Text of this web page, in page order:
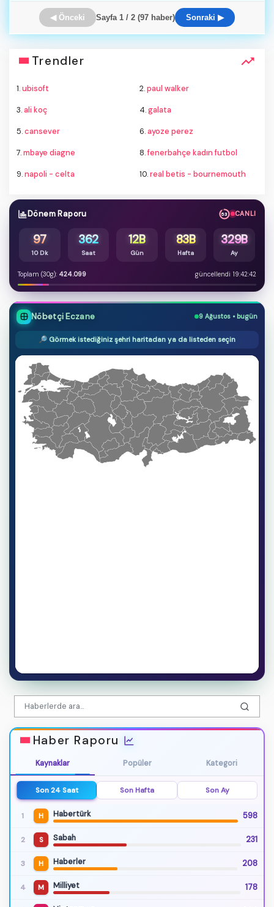
◀ Önceki Sayfa 1 / 2 (97 haber) Sonraki ▶
Trendler
1.ubisoft 2.paul walker
3.ali koç 4.galata
5.cansever 6.ayoze perez
7.mbaye diagne 8.fenerbahçe kadın futbol
9.napoli - celta 10.real betis - bournemouth
Dönem Raporu 52 CANLI
97
10 Dk
362
Saat
12B
Gün
83B
Hafta
329B
Ay
Toplam (30g): 424.099 güncellendi 19:42:42
Nöbetçi Eczane 9 Ağustos • bugün
🔎 Görmek istediğiniz şehri haritadan ya da listeden seçin
Haber Raporu
Kaynaklar Popüler Kategori
Son 24 Saat Son Hafta Son Ay
1 H Habertürk 598
2 S Sabah 231
3 H Haberler 208
4 M Milliyet 178